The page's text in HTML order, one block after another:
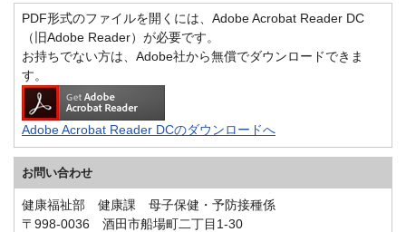
PDF形式のファイルを開くには、Adobe Acrobat Reader DC
（旧Adobe Reader）が必要です。
お持ちでない方は、Adobe社から無償でダウンロードできま
す。
Adobe Acrobat Reader DCのダウンロードへ
お問い合わせ
健康福祉部 健康課 母子保健・予防接種係
〒998-0036 酒田市船場町二丁目1-30